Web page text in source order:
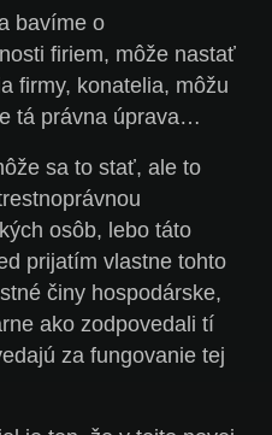
bavíme o
firiem, môže nastať
firmy, konatelia, môžu
tá právna úprava…
sa to stať, ale to
osôb, lebo táto
prijatím vlastne tohto
činy hospodárske,
ako zodpovedali tí
za fungovanie tej